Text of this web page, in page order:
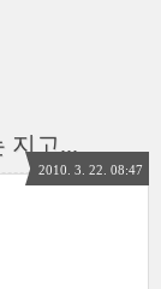
지고...
2010. 3. 22. 08:47